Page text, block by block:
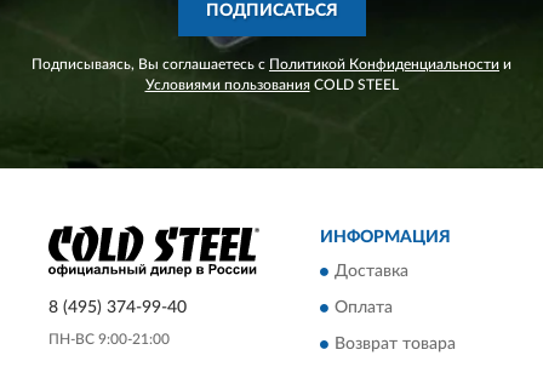
ПОДПИСАТЬСЯ
Подписываясь, Вы соглашаетесь с Политикой Конфиденциальности и
Условиями пользованияCOLD STEEL
8 (495) 374-99-40
ПН-ВС 9:00-21:00
ИНФОРМАЦИЯ
Доставка
Оплата
Возврат товара